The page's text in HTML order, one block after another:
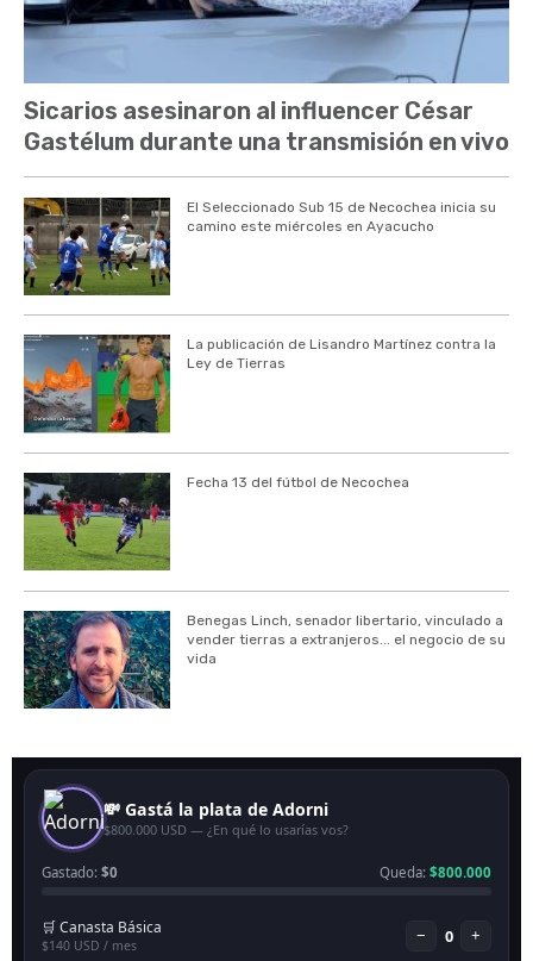
Sicarios asesinaron al influencer César
Gastélum durante una transmisión en vivo
El Seleccionado Sub 15 de Necochea inicia su
camino este miércoles en Ayacucho
La publicación de Lisandro Martínez contra la
Ley de Tierras
Fecha 13 del fútbol de Necochea
Benegas Linch, senador libertario, vinculado a
vender tierras a extranjeros... el negocio de su
vida